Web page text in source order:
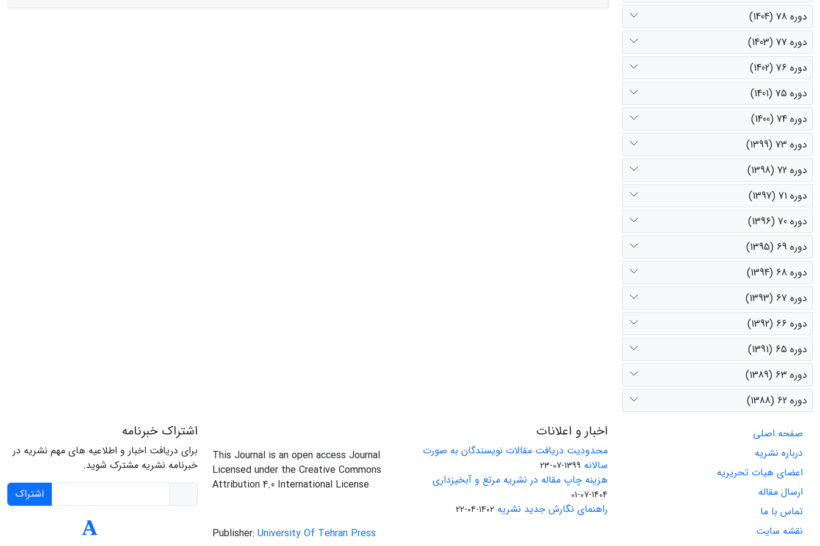
منطقه، کارآمد نمی­باشد. از این­رو استفاده از تکنولوژی­های جدید نظیر GPS و حصارهای الکتریکی در کنار دانش بومی به­منظور هدایت مناسب گله و
دوره 78 (1404)
دوره 77 (1403)
دوره 76 (1402)
دوره 75 (1401)
دوره 74 (1400)
دوره 73 (1399)
دوره 72 (1398)
دوره 71 (1397)
دوره 70 (1396)
دوره 69 (1395)
دوره 68 (1394)
دوره 67 (1393)
دوره 66 (1392)
دوره 65 (1391)
دوره 63 (1389)
دوره 62 (1388)
صفحه اصلی
درباره نشریه
اعضای هیات تحریریه
ارسال مقاله
تماس با ما
نقشه سایت
اخبار و اعلانات
محدودیت دریافت مقالات نویسندگان به صورت
سالانه 1399-07-23
هزینه چاپ مقاله در نشریه مرتع و آبخیزداری
1404-07-01
راهنمای نگارش جدید نشریه 1402-04-22
This Journal is an open access Journal
Licensed under the Creative Commons
Attribution 4.0 International License
Publisher: University Of Tehran Press
اشتراک خبرنامه
برای دریافت اخبار و اطلاعیه های مهم نشریه در
خبرنامه نشریه مشترک شوید.
اشتراک